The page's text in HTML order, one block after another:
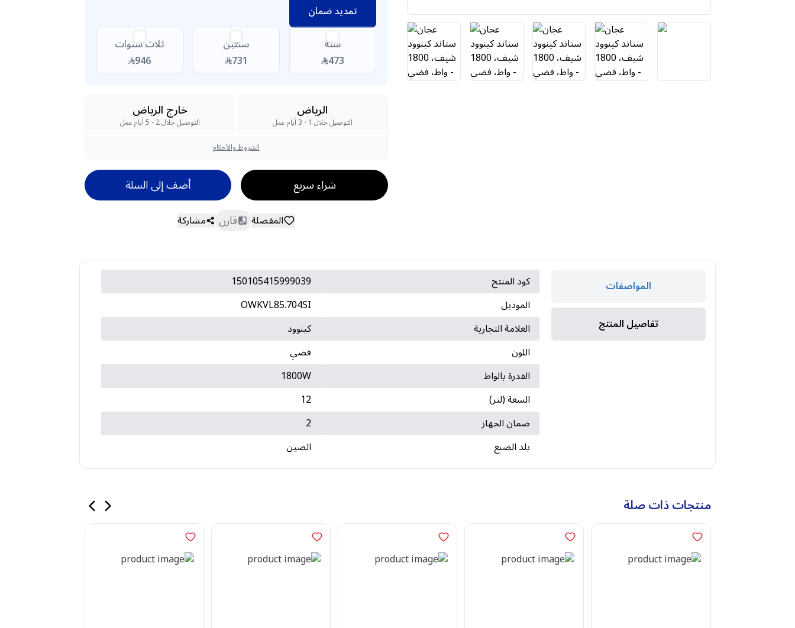
تمديد ضمان
سنة
473
سنتين
731
ثلاث سنوات
946
الرياض
التوصيل خلال 1 - 3 أيام عمل
خارج الرياض
التوصيل خلال 2 - 5 أيام عمل
الشروط والأحكام
شراء سريع أضف إلى السلة
المفضلة قارن مشاركة
المواصفات
تفاصيل المنتج
كود المنتج
150105415999039
الموديل
OWKVL85.704SI
العلامة التجارية
كينوود
اللون
فضي
القدرة بالواط
1800W
السعة (لتر)
12
ضمان الجهاز
2
بلد الصنع
الصين
منتجات ذات صلة